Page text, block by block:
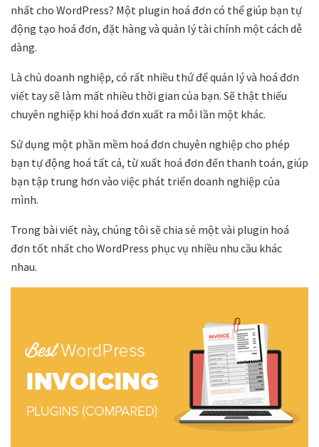
nhất cho WordPress? Một plugin hoá đơn có thể giúp bạn tự
động tạo hoá đơn, đặt hàng và quản lý tài chính một cách dễ
dàng.
Là chủ doanh nghiệp, có rất nhiều thứ để quản lý và hoá đơn
viết tay sẽ làm mất nhiều thời gian của bạn. Sẽ thật thiếu
chuyên nghiệp khi hoá đơn xuất ra mỗi lần một khác.
Sử dụng một phần mềm hoá đơn chuyên nghiệp cho phép
bạn tự động hoá tất cả, từ xuất hoá đơn đến thanh toán, giúp
bạn tập trung hơn vào việc phát triển doanh nghiệp của
mình.
Trong bài viết này, chúng tôi sẽ chia sẻ một vài plugin hoá
đơn tốt nhất cho WordPress phục vụ nhiều nhu cầu khác
nhau.